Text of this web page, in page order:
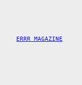
contenido
ERRR MAGAZINE